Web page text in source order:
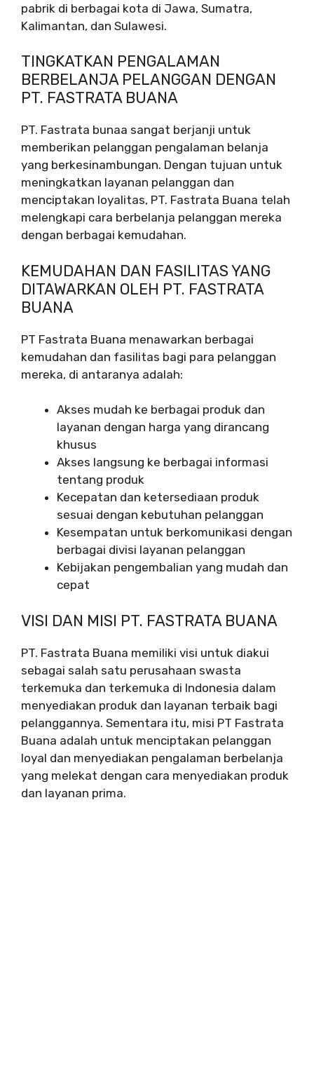
pabrik di berbagai kota di Jawa, Sumatra,
Kalimantan, dan Sulawesi.
TINGKATKAN PENGALAMAN
BERBELANJA PELANGGAN DENGAN
PT. FASTRATA BUANA
PT. Fastrata bunaa sangat berjanji untuk
memberikan pelanggan pengalaman belanja
yang berkesinambungan. Dengan tujuan untuk
meningkatkan layanan pelanggan dan
menciptakan loyalitas, PT. Fastrata Buana telah
melengkapi cara berbelanja pelanggan mereka
dengan berbagai kemudahan.
KEMUDAHAN DAN FASILITAS YANG
DITAWARKAN OLEH PT. FASTRATA
BUANA
PT Fastrata Buana menawarkan berbagai
kemudahan dan fasilitas bagi para pelanggan
mereka, di antaranya adalah:
Akses mudah ke berbagai produk dan
layanan dengan harga yang dirancang
khusus
Akses langsung ke berbagai informasi
tentang produk
Kecepatan dan ketersediaan produk
sesuai dengan kebutuhan pelanggan
Kesempatan untuk berkomunikasi dengan
berbagai divisi layanan pelanggan
Kebijakan pengembalian yang mudah dan
cepat
VISI DAN MISI PT. FASTRATA BUANA
PT. Fastrata Buana memiliki visi untuk diakui
sebagai salah satu perusahaan swasta
terkemuka dan terkemuka di Indonesia dalam
menyediakan produk dan layanan terbaik bagi
pelanggannya. Sementara itu, misi PT Fastrata
Buana adalah untuk menciptakan pelanggan
loyal dan menyediakan pengalaman berbelanja
yang melekat dengan cara menyediakan produk
dan layanan prima.